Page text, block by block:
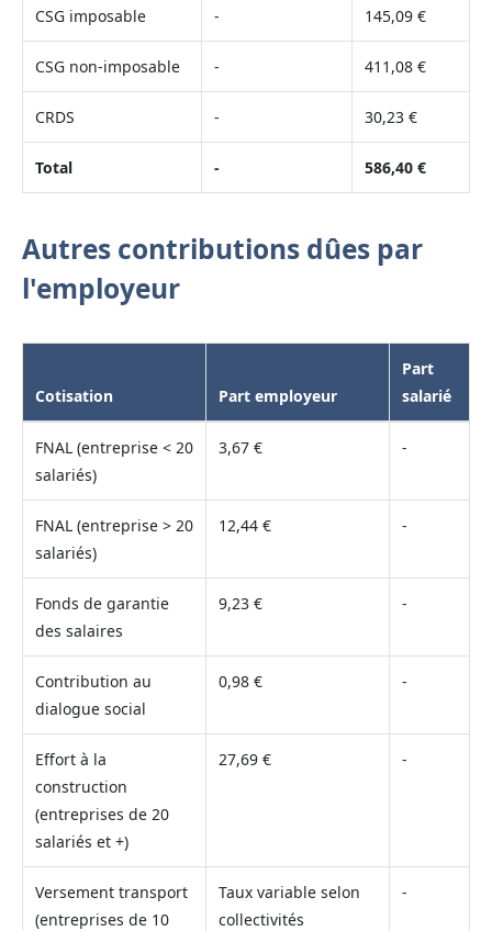
CSG imposable - 145,09 €
CSG non-imposable - 411,08 €
CRDS - 30,23 €
Total - 586,40 €
Autres contributions dûes par
l'employeur
Cotisation Part employeur
Part
salarié
FNAL (entreprise < 20
salariés)
3,67 € -
FNAL (entreprise > 20
salariés)
12,44 € -
Fonds de garantie
des salaires
9,23 € -
Contribution au
dialogue social
0,98 € -
Effort à la
construction
(entreprises de 20
salariés et +)
27,69 € -
Versement transport
(entreprises de 10
Taux variable selon
collectivités
-